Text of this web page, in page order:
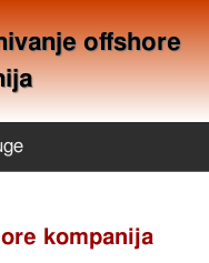
offshore
kompanija